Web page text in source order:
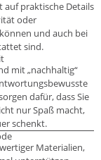
auf praktische Details
oder
und auch bei
sind.
mit „nachhaltig“
dafür, dass Sie
nur Spaß macht,
schenkt.
Materialien,